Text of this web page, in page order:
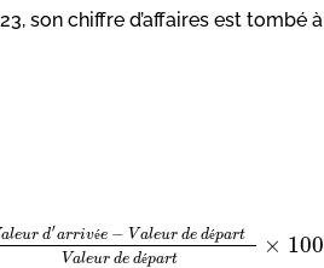
son chiffre d’affaires est tombé à
aleur d′arrivée − Valeur de départ
Valeur de départ
× 100